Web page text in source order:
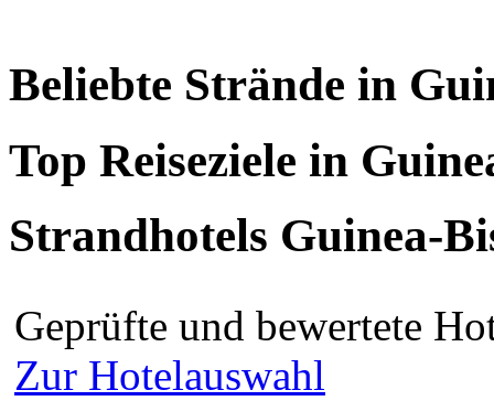
Beliebte Strände in
Top Reiseziele in
Strandhotels Guinea-
Geprüfte und bewertete
Zur Hotelauswahl